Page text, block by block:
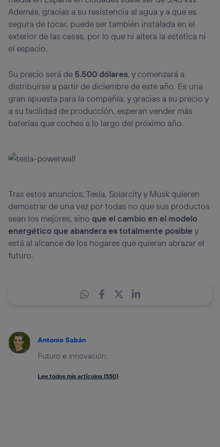
Además, gracias a su resistencia al agua y a que es
segura de tocar, puede ser también instalada en el
exterior de las casas, por lo que ni altera la estética ni
el espacio.
Su precio será de 5.500 dólares, y comenzará a
distribuirse a partir de diciembre de este año. Es una
gran apuesta para la compañía, y gracias a su precio y
a su facilidad de producción, esperan vender más
baterías que coches a lo largo del próximo año.
Tras estos anuncios, Tesla, Solarcity y Musk quieren
demostrar de una vez por todas no que sus productos
sean los mejores, sino que el cambio en el modelo
energético que abandera es totalmente posible y
está al alcance de los hogares que quieran abrazar el
futuro.
Antonio Sabán
Futuro e innovación.
Lee todos mis artículos (550)